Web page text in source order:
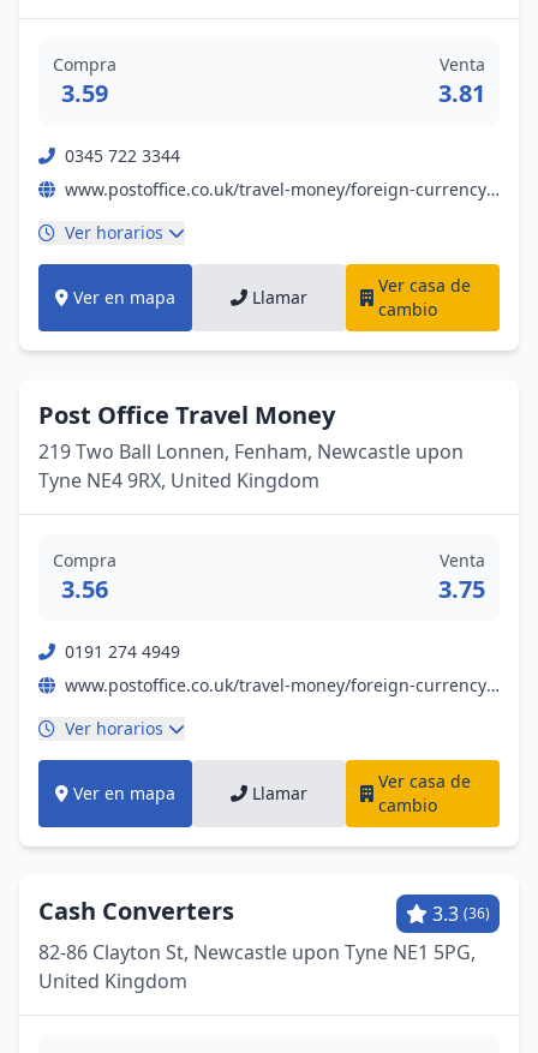
Compra
3.59
Venta
3.81
0345 722 3344
www.postoffice.co.uk/travel-money/foreign-currency?campaignid=gmb%7Efx%7Enil%7Ebp%7Epromo%7E19052023%7E&y_source=1_NjI0OTM2NzEtNzE1LWxvY2F0aW9uLndlYnNpdGU%3D
Ver horarios
Ver en mapa Llamar
Ver casa de
cambio
Post Office Travel Money
219 Two Ball Lonnen, Fenham, Newcastle upon
Tyne NE4 9RX, United Kingdom
Compra
3.56
Venta
3.75
0191 274 4949
www.postoffice.co.uk/travel-money/foreign-currency?campaignid=gmb%7Efx%7Enil%7Ebp%7Epromo%7E19052023%7E&y_source=1_NjI1MDQ4OTktNzE1LWxvY2F0aW9uLndlYnNpdGU%3D
Ver horarios
Ver en mapa Llamar
Ver casa de
cambio
Cash Converters 3.3 (36)
82-86 Clayton St, Newcastle upon Tyne NE1 5PG,
United Kingdom